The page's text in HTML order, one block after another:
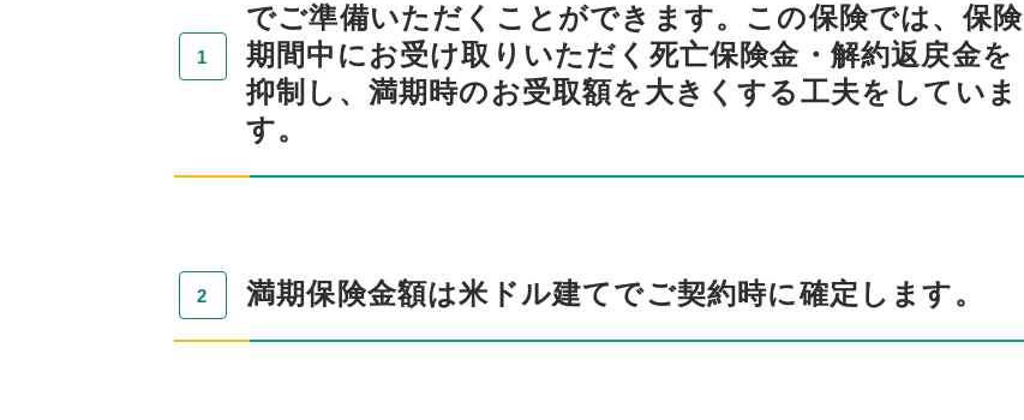
でご準備いただくことができます。この保険では、保険
期間中にお受け取りいただく死亡保険金・解約返戻金を
抑制し、満期時のお受取額を大きくする工夫をしていま
す。
満期保険金額は米ドル建てでご契約時に確定します。